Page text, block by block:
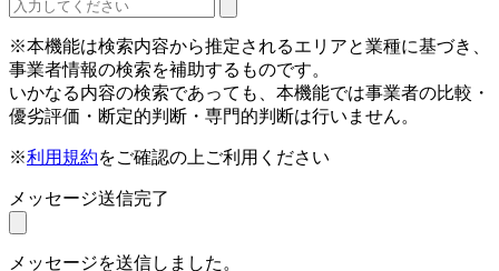
※本機能は検索内容から推定されるエリアと業種に基づき、
事業者情報の検索を補助するものです。
いかなる内容の検索であっても、本機能では事業者の比較・
優劣評価・断定的判断・専門的判断は行いません。
※利用規約をご確認の上ご利用ください
メッセージ送信完了
メッセージを送信しました。